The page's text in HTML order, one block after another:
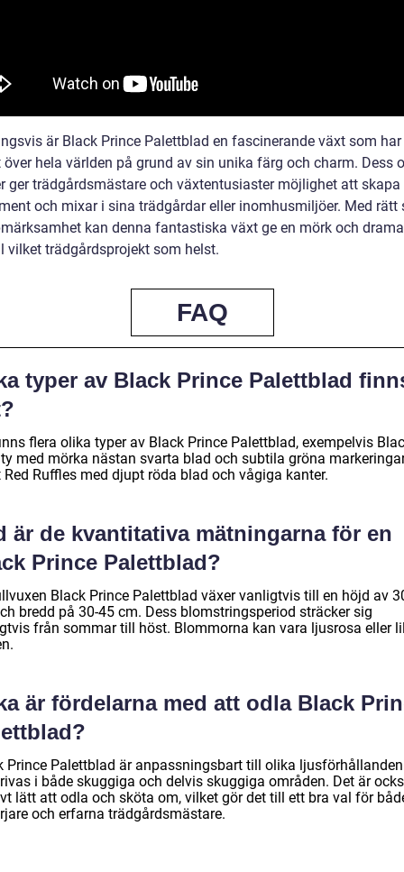
är Black Prince Palettblad en fascinerande växt som
hela världen på grund av sin unika färg och charm. Dess
ger trädgårdsmästare och växtentusiaster möjlighet att skapa
och mixar i sina trädgårdar eller inomhusmiljöer. Med rätt
kan denna fantastiska växt ge en mörk och
vilket trädgårdsprojekt som helst.
FAQ
typer av Black Prince Palettblad
flera olika typer av Black Prince Palettblad, exempelvis
med mörka nästan svarta blad och subtila gröna
Ruffles med djupt röda blad och vågiga kanter.
är de kvantitativa mätningarna för en
Prince Palettblad?
Black Prince Palettblad växer vanligtvis till en höjd av
bredd på 30-45 cm. Dess blomstringsperiod sträcker sig
från sommar till höst. Blommorna kan vara ljusrosa eller
är fördelarna med att odla Black
Prince Palettblad är anpassningsbart till olika
i både skuggiga och delvis skuggiga områden. Det är
lätt att odla och sköta om, vilket gör det till ett bra val för
och erfarna trädgårdsmästare.